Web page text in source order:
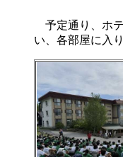
予定通り、ホ
い、各部屋に入